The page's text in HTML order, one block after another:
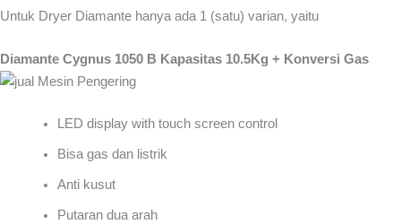
Untuk Dryer Diamante hanya ada 1 (satu) varian, yaitu
Diamante Cygnus 1050 B Kapasitas 10.5Kg + Konversi Gas
LED display with touch screen control
Bisa gas dan listrik
Anti kusut
Putaran dua arah